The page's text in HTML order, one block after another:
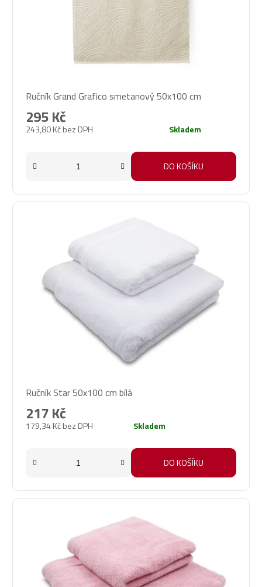
Ručník Grand Grafico smetanový 50x100 cm
243,80 Kč bez DPH
295 Kč
Skladem
DO KOŠÍKU
Ručník Star 50x100 cm bílá
179,34 Kč bez DPH
217 Kč
Skladem
DO KOŠÍKU